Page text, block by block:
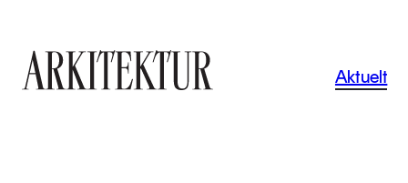
Aktuelt